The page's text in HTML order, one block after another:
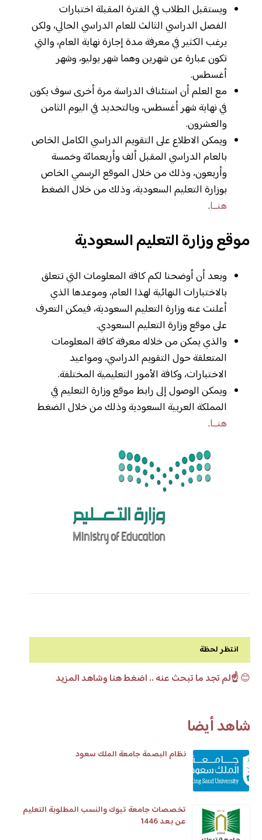
ويستقبل الطلاب في الفترة المقبلة اختبارات
الفصل الدراسي الثالث للعام الدراسي الحالي، ولكن
يرغب الكثير في معرفة مدة إجازة نهاية العام، والتي
تكون عبارة عن شهرين وهما شهر يوليو، وشهر
أغسطس.
مع العلم أن استئناف الدراسة مرة أخرى سوف يكون
في نهاية شهر أغسطس، وبالتحديد في اليوم الثامن
والعشرون.
ويمكن الاطلاع على التقويم الدراسي الكامل الخاص
بالعام الدراسي المقبل ألف وأربعمائة وخمسة
وأربعون، وذلك من خلال الموقع الرسمي الخاص
بوزارة التعليم السعودية، وذلك من خلال الضغط
هنــا.
موقع وزارة التعليم السعودية
وبعد أن أوضحنا لكم كافة المعلومات التي تتعلق
بالاختبارات النهائية لهذا العام، وموعدها الذي
أعلنت عنه وزارة التعليم السعودية، فيمكن التعرف
على موقع وزارة التعليم السعودي.
والذي يمكن من خلاله معرفة كافة المعلومات
المتعلقة حول التقويم الدراسي، ومواعيد
الاختبارات، وكافة الأمور التعليمية المختلفة.
ويمكن الوصول إلى رابط موقع وزارة التعليم في
المملكة العربية السعودية وذلك من خلال الضغط
هنــا.
انتظر لحظة
😊☝️لم تجد ما تبحث عنه .. اضغط هنا وشاهد المزيد
شاهد أيضا
نظام البصمة جامعة الملك سعود
تخصصات جامعة تبوك والنسب المطلوبة التعليم
عن بعد 1446